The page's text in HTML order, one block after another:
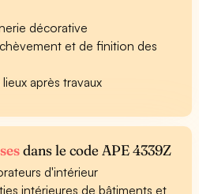
décorative
et de finition des
après travaux
dans le code APE 4339Z
d'intérieur
intérieures de bâtiments et